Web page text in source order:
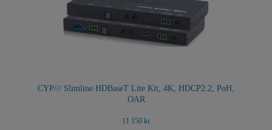
CYP/// Slimline HDBaseT Lite Kit, 4K, HDCP2.2, PoH,
OAR
11 150 kr